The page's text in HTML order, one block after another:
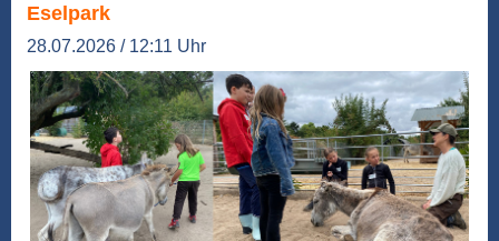
Eselpark
28.07.2026 / 12:11 Uhr